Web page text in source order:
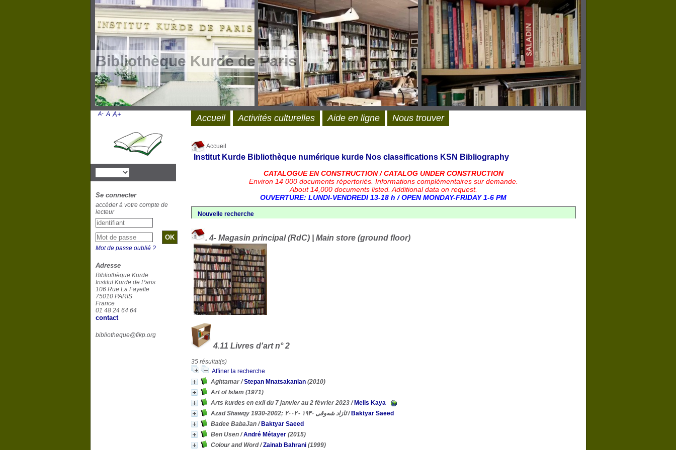
Bibliothèque Kurde de Paris
Accueil
Institut Kurde Bibliothèque numérique kurde Nos classifications KSN Bibliography
CATALOGUE EN CONSTRUCTION / CATALOG UNDER CONSTRUCTION
Environ 14 000 documents répertoriés. Informations complémentaires sur demande.
About 14,000 documents listed. Additional data on request.
OUVERTURE: LUNDI-VENDREDI 13-18 h / OPEN MONDAY-FRIDAY 1-6 PM
Nouvelle recherche
. 4- Magasin principal (RdC) | Main store (ground floor)
4.11 Livres d'art n° 2
35 résultat(s)
Affiner la recherche
Aghtamar/Stepan Mnatsakanian(2010)
Art of Islam (1971)
Arts kurdes en exil du 7 janvier au 2 février 2023/ Melis Kaya
Azad Shawqy 1930-2002; ئازاد شەوقی ١٩٣٠ - ٢٠٠٢/ Baktyar Saeed
Badee BabaJan/ Baktyar Saeed
Ben Usen/André Métayer(2015)
Colour and Word/Zainab Bahrani(1999)
Accueil Activités culturelles Aide en ligne Nous trouver
A- A A+
Se connecter
accéder à votre compte de
lecteur
Mot de passe oublié ?
Adresse
Bibliothèque Kurde
Institut Kurde de Paris
106 Rue La Fayette
75010 PARIS
France
01 48 24 64 64
contact
bibliotheque@fikp.org